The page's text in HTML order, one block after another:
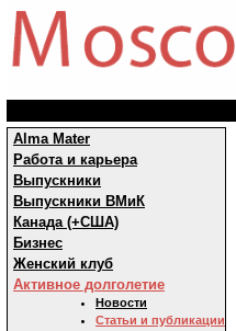
Alma Mater
Работа и карьера
Выпускники
Выпускники ВМиК
Канада (+США)
Бизнес
Женский клуб
Активное долголетие
Новости
Статьи и публикации